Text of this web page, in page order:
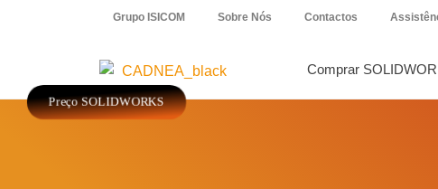
Grupo ISICOM Sobre Nós Contactos
Comprar
Preço SOLIDWORKS